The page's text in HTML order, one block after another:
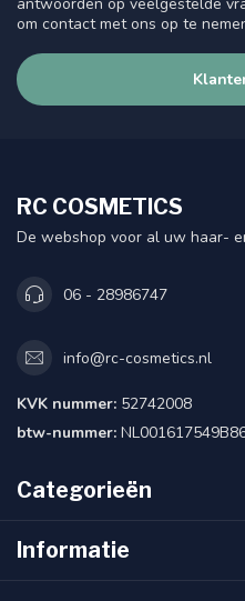
antwoorden op veelgestelde
om contact met ons op te
RC COSMETICS
De webshop voor al uw haar-
06 - 28986747
info@rc-cosmetics.nl
KVK nummer: 52742008
btw-nummer:
Categorieën
Informatie